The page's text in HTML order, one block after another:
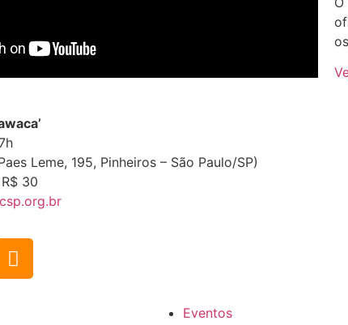
Leme, 195, Pinheiros – São Paulo/SP)
30
Eventos